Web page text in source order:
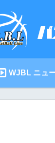
WJBL ニュ